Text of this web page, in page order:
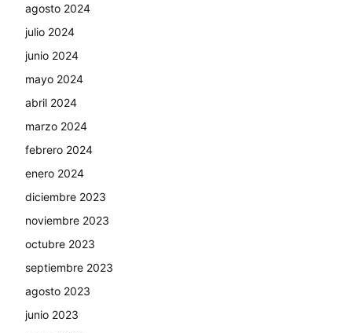
agosto 2024
julio 2024
junio 2024
mayo 2024
abril 2024
marzo 2024
febrero 2024
enero 2024
diciembre 2023
noviembre 2023
octubre 2023
septiembre 2023
agosto 2023
junio 2023